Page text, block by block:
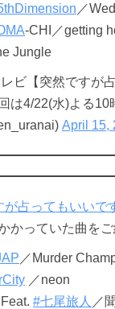
／
-CHI／getting
Jungle
ビ【突然ですが
は4/22(水)よる10
April 15,
が占ってもいいで
かっていた曲を
／Murder
／neon
Feat. #七尾旅人 ／